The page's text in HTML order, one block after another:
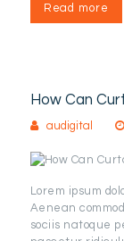
Read more
How Can
audigital
Lorem ipsum
Aenean
sociis natoque